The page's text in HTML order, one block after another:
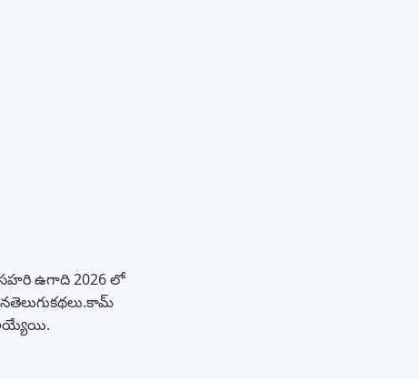
సహరి ఉగాది 2026 లో
అయ్యేయి.